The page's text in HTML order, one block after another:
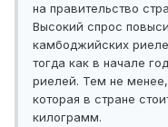
на правительство
Высокий спрос
камбоджийских
тогда как в начале
риелей. Тем не
которая в стране
килограмм.